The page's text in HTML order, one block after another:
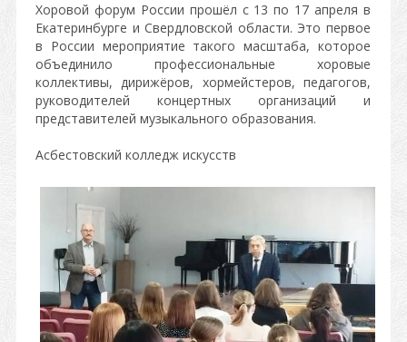
Хоровой форум России прошёл с 13 по 17 апреля в
Екатеринбурге и Свердловской области. Это первое
в России мероприятие такого масштаба, которое
объединило профессиональные хоровые
коллективы, дирижёров, хормейстеров, педагогов,
руководителей концертных организаций и
представителей музыкального образования.
Асбестовский колледж искусств